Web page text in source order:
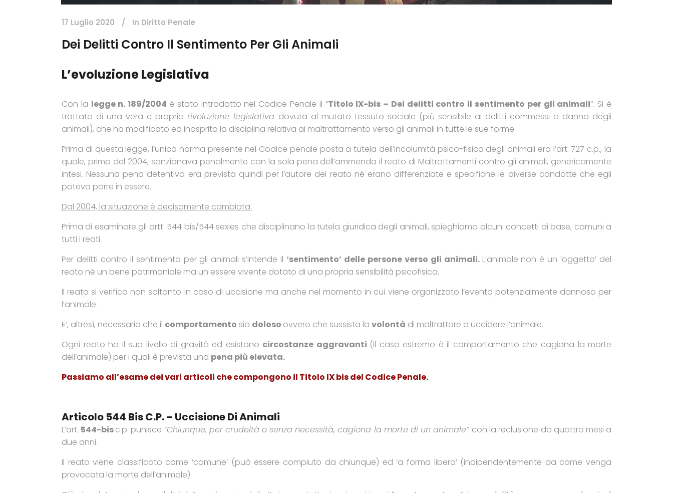
17 Luglio 2020 In Diritto Penale
Dei Delitti Contro Il Sentimento Per Gli Animali
L’evoluzione Legislativa
Con la legge n. 189/2004 è stato introdotto nel Codice Penale il “Titolo IX-bis – Dei delitti contro il sentimento per gli animali“. Si è
trattato di una vera e propria rivoluzione legislativa dovuta al mutato tessuto sociale (più sensibile ai delitti commessi a danno degli
animali), che ha modificato ed inasprito la disciplina relativa al maltrattamento verso gli animali in tutte le sue forme.
Prima di questa legge, l’unica norma presente nel Codice penale posta a tutela dell’incolumità psico-fisica degli animali era l’art. 727 c.p., la
quale, prima del 2004, sanzionava penalmente con la sola pena dell’ammenda il reato di Maltrattamenti contro gli animali, genericamente
intesi. Nessuna pena detentiva era prevista quindi per l’autore del reato né erano differenziate e specifiche le diverse condotte che egli
poteva porre in essere.
Dal 2004, la situazione è decisamente cambiata.
Prima di esaminare gli artt. 544 bis/544 sexies che disciplinano la tutela giuridica degli animali, spieghiamo alcuni concetti di base, comuni a
tutti i reati.
Per delitti contro il sentimento per gli animali s’intende il ‘sentimento’ delle persone verso gli animali. L’animale non è un ‘oggetto’ del
reato né un bene patrimoniale ma un essere vivente dotato di una propria sensibilità psicofisica.
Il reato si verifica non soltanto in caso di uccisione ma anche nel momento in cui viene organizzato l’evento potenzialmente dannoso per
l’animale.
E’, altresì, necessario che il comportamento sia doloso ovvero che sussista la volontà di maltrattare o uccidere l’animale.
Ogni reato ha il suo livello di gravità ed esistono circostanze aggravanti (il caso estremo è il comportamento che cagiona la morte
dell’animale) per i quali è prevista una pena più elevata.
Passiamo all’esame dei vari articoli che compongono il Titolo IX bis del Codice Penale.
Articolo 544 Bis C.p. – Uccisione Di Animali
L’art. 544-bisc.p. punisce “Chiunque, per crudeltà o senza necessità, cagiona la morte di un animale” con la reclusione da quattro mesi a
due anni.
Il reato viene classificato come ‘comune’ (può essere compiuto da chiunque) ed ‘a forma libera’ (indipendentemente da come venga
provocata la morte dell’animale).